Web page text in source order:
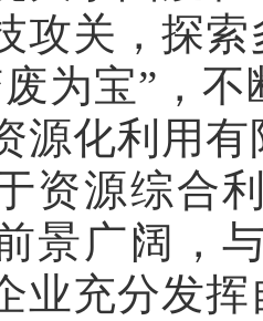
攻关，探
为宝”，
源化利用
资源综合
景广阔，
业充分发